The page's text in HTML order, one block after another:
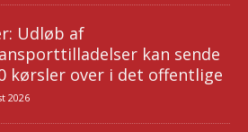
Udløb af
kan sende
kørsler over i det offentlige
2026